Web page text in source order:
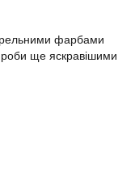
фарбами
ще яскравішими